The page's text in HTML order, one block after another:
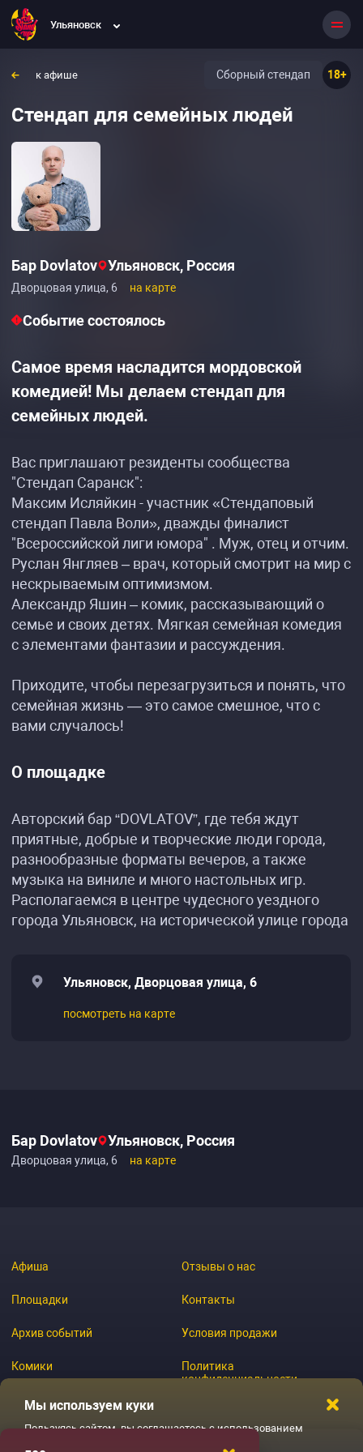
Ульяновск
к афише 18+
Сборный стендап
Стендап для семейных людей
Бар Dovlatov Ульяновск, Россия
Дворцовая улица, 6 на карте
Событие состоялось
Самое время насладится мордовской
комедией! Мы делаем стендап для
семейных людей.
Вас приглашают резиденты сообщества
"Стендап Саранск":
Максим Исляйкин - участник «Стендаповый
стендап Павла Воли», дважды финалист
"Всероссийской лиги юмора" . Муж, отец и отчим.
Руслан Янгляев – врач, который смотрит на мир с
нескрываемым оптимизмом.
Александр Яшин – комик, рассказывающий о
семье и своих детях. Мягкая семейная комедия
с элементами фантазии и рассуждения.
Приходите, чтобы перезагрузиться и понять, что
семейная жизнь — это самое смешное, что с
вами случалось!
О площадке
Авторский бар “DOVLATOV”, где тебя ждут
приятные, добрые и творческие люди города,
разнообразные форматы вечеров, а также
музыка на виниле и много настольных игр.
Располагаемся в центре чудесного уездного
города Ульяновск, на исторической улице города
Ульяновск, Дворцовая улица, 6
посмотреть на карте
Бар Dovlatov Ульяновск, Россия
Дворцовая улица, 6 на карте
Афиша
Площадки
Архив событий
Комики
Журнал
Отзывы о нас
Контакты
Условия продажи
Политика
конфиденциальности
Мы используем куки
Пользуясь сайтом, вы соглашаетесь с использованием